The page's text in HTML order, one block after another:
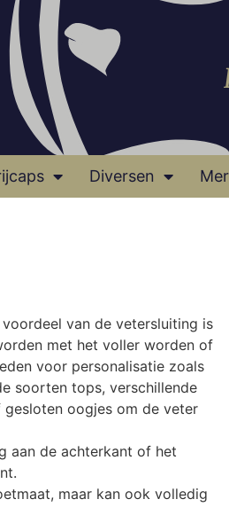
Diversen
van de vetersluiting is
met het voller worden of
voor personalisatie zoals
soorten tops, verschillende
oogjes om de veter
aan de achterkant of het
maar kan ook volledig